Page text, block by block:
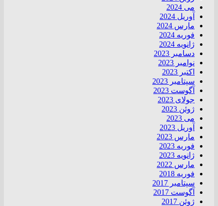
می 2024
آوریل 2024
مارس 2024
فوریه 2024
ژانویه 2024
دسامبر 2023
نوامبر 2023
اکتبر 2023
سپتامبر 2023
آگوست 2023
جولای 2023
ژوئن 2023
می 2023
آوریل 2023
مارس 2023
فوریه 2023
ژانویه 2023
مارس 2022
فوریه 2018
سپتامبر 2017
آگوست 2017
ژوئن 2017